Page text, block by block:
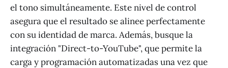
el tono simultáneamente. Este nivel de control
asegura que el resultado se alinee perfectamente
con su identidad de marca. Además, busque la
integración "Direct-to-YouTube", que permite la
carga y programación automatizadas una vez que